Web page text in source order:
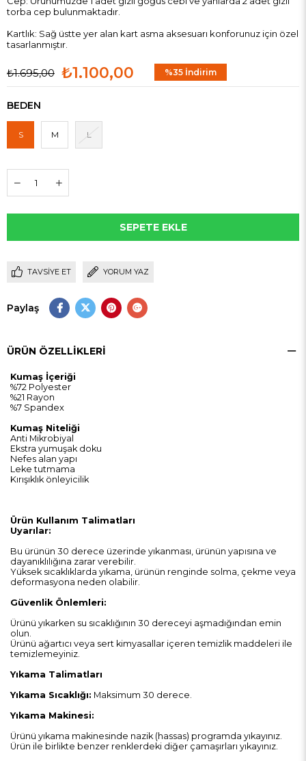
torba cep bulunmaktadır.
Kartlık: Sağ üstte yer alan kart asma aksesuarı konforunuz için özel
tasarlanmıştır.
₺1.695,00 ₺1.100,00 %35 İndirim
BEDEN
S M L
TAVSIYE ET YORUM YAZ
Paylaş
ÜRÜN ÖZELLIKLERI
Kumaş İçeriği
%72 Polyester
%21 Rayon
%7 Spandex
Kumaş Niteliği
Anti Mikrobiyal
Ekstra yumuşak doku
Nefes alan yapı
Leke tutmama
Kırışıklık önleyicilik
Ürün Kullanım Talimatları
Uyarılar:
Bu ürünün 30 derece üzerinde yıkanması, ürünün yapısına ve
dayanıklılığına zarar verebilir.
Yüksek sıcaklıklarda yıkama, ürünün renginde solma, çekme veya
deformasyona neden olabilir.
Güvenlik Önlemleri:
Ürünü yıkarken su sıcaklığının 30 dereceyi aşmadığından emin
olun.
Ürünü ağartıcı veya sert kimyasallar içeren temizlik maddeleri ile
temizlemeyiniz.
Yıkama Talimatları
Yıkama Sıcaklığı: Maksimum 30 derece.
Yıkama Makinesi:
Ürünü yıkama makinesinde nazik (hassas) programda yıkayınız.
Ürün ile birlikte benzer renklerdeki diğer çamaşırları yıkayınız.